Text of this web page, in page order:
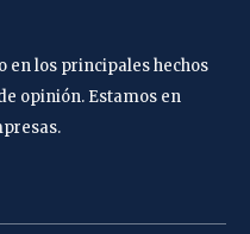
en los principales hechos
opinión. Estamos en